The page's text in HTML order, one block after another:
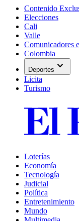
Contenido
Elecciones
Cali
Valle
Comunicadores
Colombia
Deportes expand_more
Licita
Turismo
Loterías
Economía
Tecnología
Judicial
Política
Entretenimiento
Mundo